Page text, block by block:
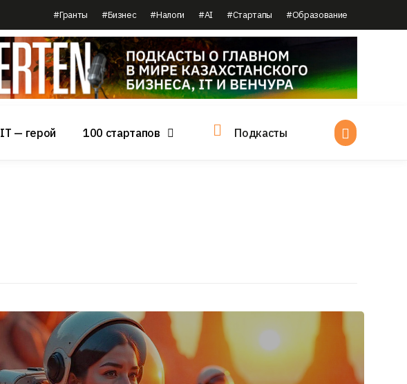
#Гранты #Бизнес #Налоги #AI #Стартапы #Образование
IT — герой 100 стартапов Подкасты